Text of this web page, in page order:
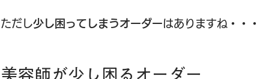
ただし少し困ってしまうオーダーはありますね・・・
美容師が少し困るオーダー